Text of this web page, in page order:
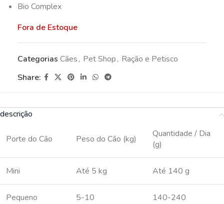
Bio Complex
Fora de Estoque
Categorias Cães, Pet Shop, Ração e Petisco
Share:
descrição
Porte do Cão Peso do Cão (kg)
Quantidade / Dia
(g)
Mini Até 5 kg Até 140 g
Pequeno 5-10 140-240